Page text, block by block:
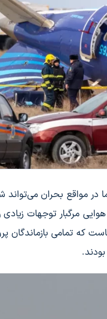
در مواقع بحران
مرگبار توجهات
شرکت ججو ایر. جالب اینجاست که